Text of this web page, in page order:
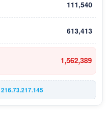
111,540
613,413
1,562,389
216.73.217.145